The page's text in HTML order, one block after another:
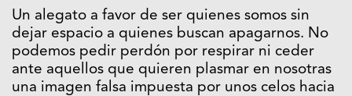
Un alegato a favor de ser quienes somos sin
dejar espacio a quienes buscan apagarnos. No
podemos pedir perdón por respirar ni ceder
ante aquellos que quieren plasmar en nosotras
una imagen falsa impuesta por unos celos hacia